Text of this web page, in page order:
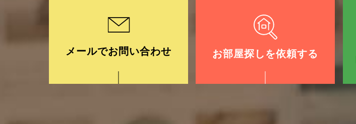
メールでお問い合わせ お部屋探しを依頼する